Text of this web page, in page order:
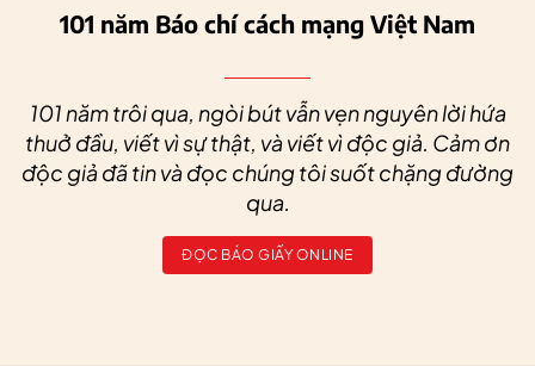
101 năm Báo chí cách mạng Việt Nam
101 năm trôi qua, ngòi bút vẫn vẹn nguyên lời hứa
thuở đầu, viết vì sự thật, và viết vì độc giả. Cảm ơn
độc giả đã tin và đọc chúng tôi suốt chặng đường
qua.
ĐỌC BÁO GIẤY ONLINE